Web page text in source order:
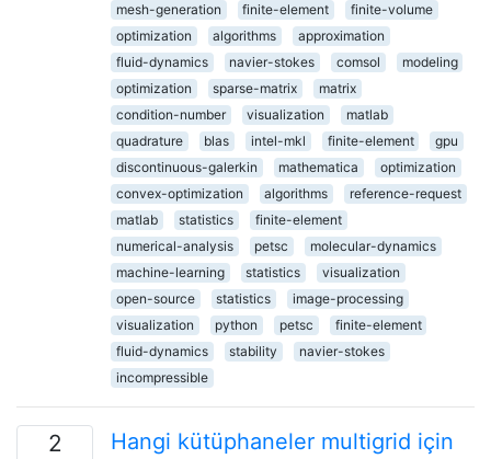
mesh-generation
finite-element
finite-volume
optimization
algorithms
approximation
fluid-dynamics
navier-stokes comsol
modeling
optimization
sparse-matrix
matrix
condition-number
visualization
matlab
quadrature
blas intel-mkl finite-element
gpu
discontinuous-galerkin
mathematica
optimization
convex-optimization
algorithms
reference-request
matlab
statistics
finite-element
numerical-analysis
petsc
molecular-dynamics
machine-learning
statistics
visualization
open-source
statistics
image-processing
visualization
python petsc
finite-element
fluid-dynamics
stability
navier-stokes
incompressible
2 Hangi kütüphaneler multigrid için